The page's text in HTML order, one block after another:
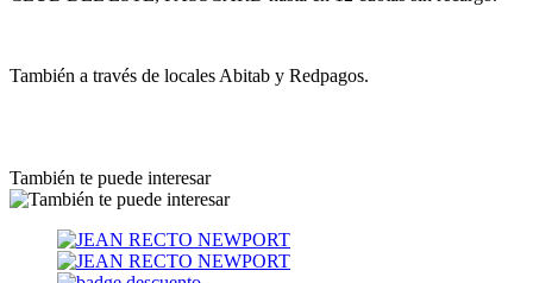
También a través de locales Abitab y Redpagos.
También te puede interesar